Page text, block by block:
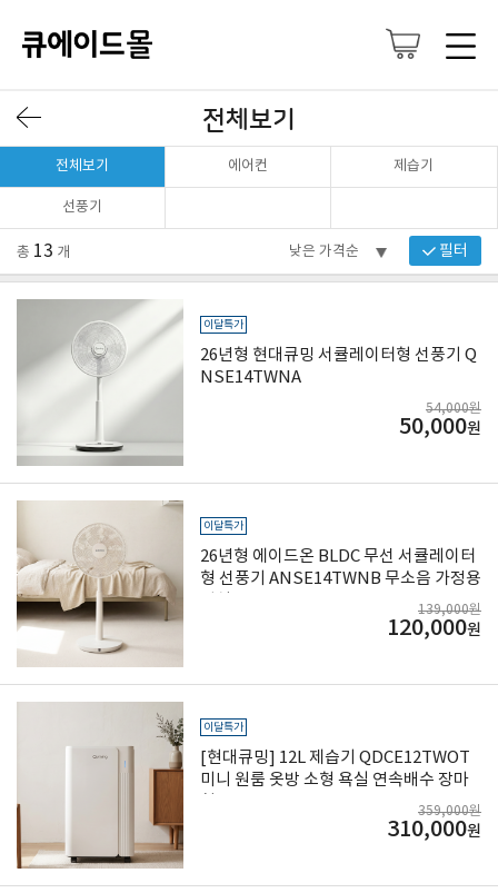
전체보기
전체보기 에어컨 제습기
선풍기
총 13 개 필터
이달특가
26년형 현대큐밍 서큘레이터형 선풍기 Q
NSE14TWNA
54,000원
50,000원
이달특가
26년형 에이드온 BLDC 무선 서큘레이터
형 선풍기 ANSE14TWNB 무소음 가정용
139,000원
120,000원
이달특가
[현대큐밍] 12L 제습기 QDCE12TWOT
미니 원룸 옷방 소형 욕실 연속배수 장마
359,000원
310,000원